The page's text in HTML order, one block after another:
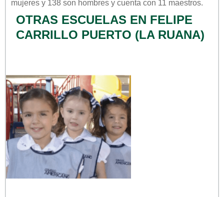
mujeres y 138 son hombres y cuenta con 11 maestros.
OTRAS ESCUELAS EN FELIPE
CARRILLO PUERTO (LA RUANA)